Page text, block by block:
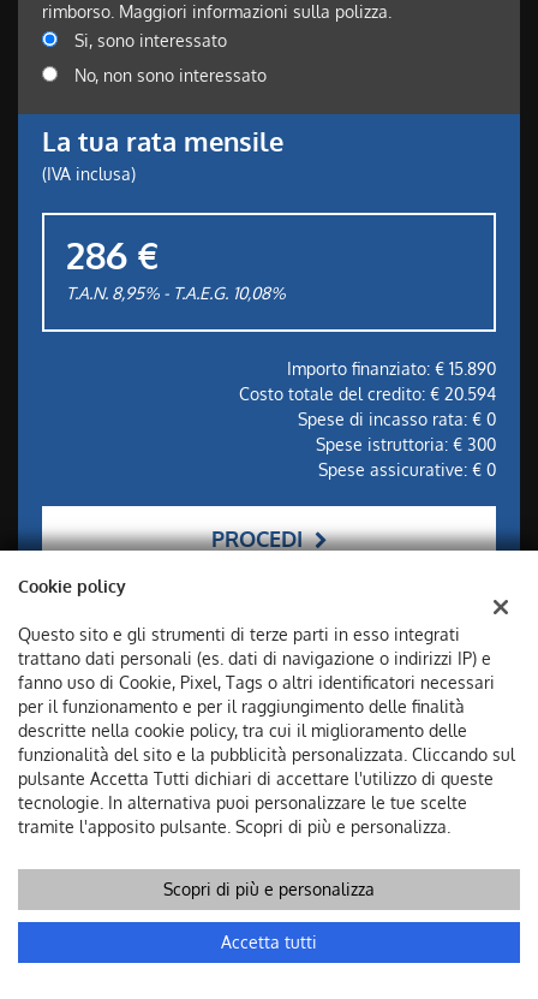
rimborso. Maggiori informazioni sulla polizza.
Si, sono interessato
No, non sono interessato
La tua rata mensile
(IVA inclusa)
286 €
T.A.N. 8,95% - T.A.E.G. 10,08%
Importo finanziato: € 15.890
Costo totale del credito: € 20.594
Spese di incasso rata: € 0
Spese istruttoria: € 300
Spese assicurative: € 0
PROCEDI
Contattaci
tabella sono indicativi e IVA inclusa. La rata finanziaria è
comprensiva di spese RID. Offerta valida per il mese in corso.
Salvo approvazione dell'istituto di credito erogante. Al fine di
gestire le tue spese in modo responsabile e di conoscere
eventuali altre offerte disponibili, l'Istituto di Credito erogante ti
ricorda, prima di sottoscrivere il contratto, di prendere visione di
tutte le condizioni economiche e contrattuali, facendo
Consumatori presso il punto vendita. Salvo approvazione
dell'Instituto di Credito erogante.
Cookie policy
Questo sito e gli strumenti di terze parti in esso integrati
trattano dati personali (es. dati di navigazione o indirizzi IP) e
fanno uso di Cookie, Pixel, Tags o altri identificatori necessari
per il funzionamento e per il raggiungimento delle finalità
descritte nella cookie policy, tra cui il miglioramento delle
funzionalità del sito e la pubblicità personalizzata. Cliccando sul
pulsante Accetta Tutti dichiari di accettare l'utilizzo di queste
tecnologie. In alternativa puoi personalizzare le tue scelte
tramite l'apposito pulsante. Scopri di più e personalizza.
Scopri di più e personalizza
Accetta tutti